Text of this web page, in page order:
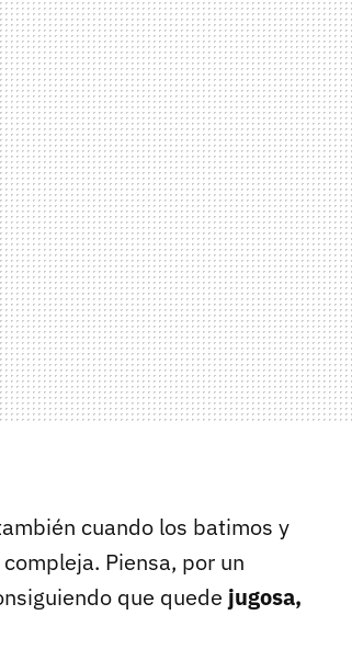
cuando los batimos y
Piensa, por un
que quede jugosa,